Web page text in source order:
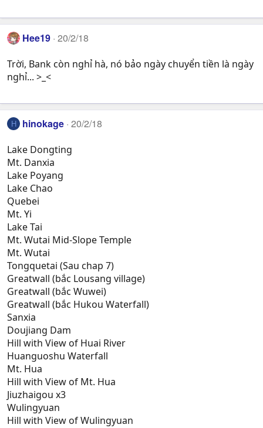
Hee19 20/2/18
Trời, Bank còn nghỉ hà, nó bảo ngày chuyển tiền là ngày
nghỉ... >_<
H hinokage 20/2/18
Lake Dongting
Mt. Danxia
Lake Poyang
Lake Chao
Quebei
Mt. Yi
Lake Tai
Mt. Wutai Mid-Slope Temple
Mt. Wutai
Tongquetai (Sau chap 7)
Greatwall (bắc Lousang village)
Greatwall (bắc Wuwei)
Greatwall (bắc Hukou Waterfall)
Sanxia
Doujiang Dam
Hill with View of Huai River
Huanguoshu Waterfall
Mt. Hua
Hill with View of Mt. Hua
Jiuzhaigou x3
Wulingyuan
Hill with View of Wulingyuan